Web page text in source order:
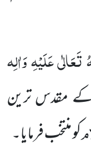
تَعَالٰی عَلَیْہِ وَاٰلِہ
کے مقدس ترین
کو منتخب فرمایا۔